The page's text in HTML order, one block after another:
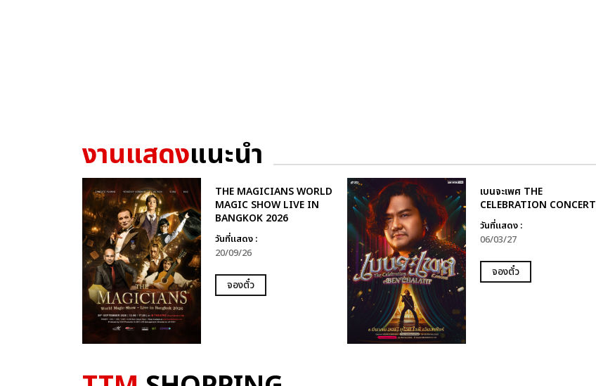
งานแสดงแนะนำ
THE MAGICIANS WORLD
MAGIC SHOW LIVE IN
BANGKOK 2026
วันที่แสดง :
20/09/26
จองตั๋ว
เบนจะเพศ THE
CELEBRATION CONCERT
วันที่แสดง :
06/03/27
จองตั๋ว